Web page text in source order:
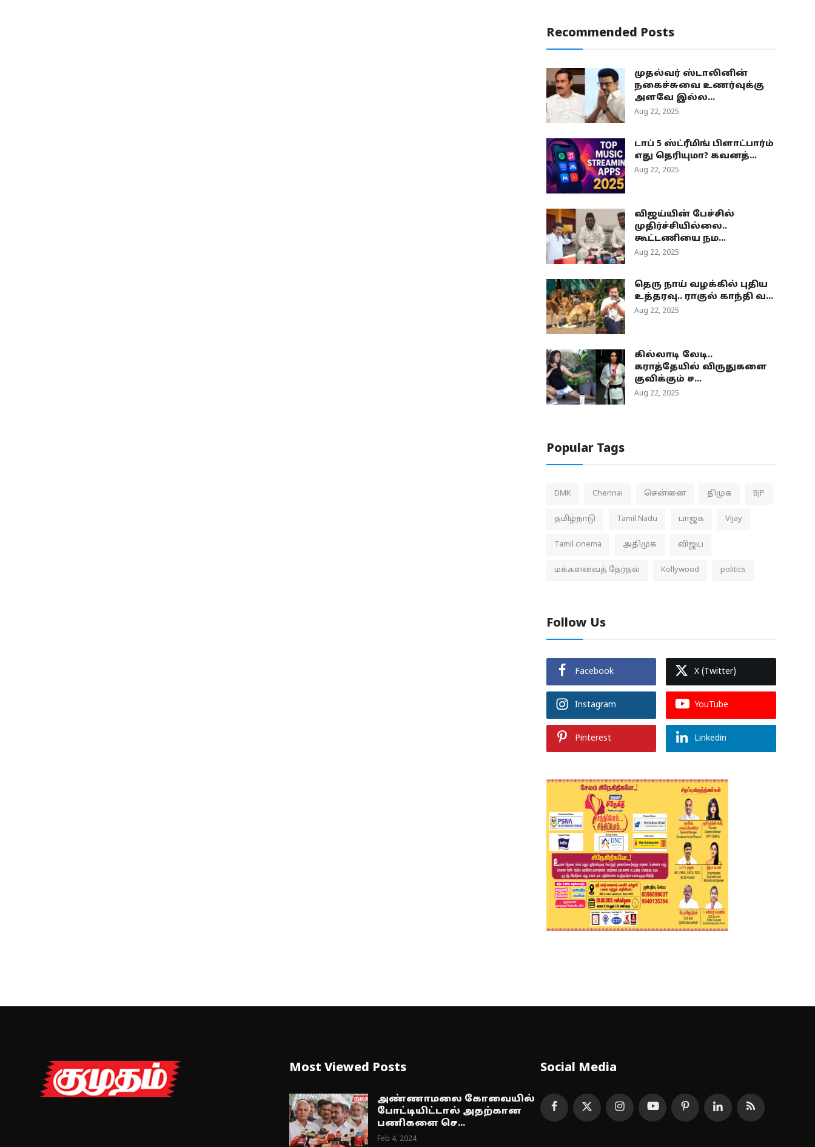
Recommended Posts
முதல்வர் ஸ்டாலினின்
நகைச்சுவை உணர்வுக்கு
அளவே இல்ல...
Aug 22, 2025
டாப் 5 ஸ்ட்ரீமிங் பிளாட்பார்ம்
எது தெரியுமா? கவனத்...
Aug 22, 2025
விஜய்யின் பேச்சில்
முதிர்ச்சியில்லை..
கூட்டணியை நம...
Aug 22, 2025
தெரு நாய் வழக்கில் புதிய
உத்தரவு.. ராகுல் காந்தி வ...
Aug 22, 2025
கில்லாடி லேடி..
கராத்தேயில் விருதுகளை
குவிக்கும் ச...
Aug 22, 2025
Popular Tags
DMK Chennai சென்னை திமுக BJP
தமிழ்நாடு Tamil Nadu பாஜக Vijay
Tamil cinema அதிமுக விஜய்
மக்களவைத் தேர்தல் Kollywood politics
Follow Us
Facebook X (Twitter)
Instagram YouTube
Pinterest Linkedin
Most Viewed Posts
அண்ணாமலை கோவையில்
போட்டியிட்டால் அதற்கான
பணிகளை செ...
Feb 4, 2024
Social Media